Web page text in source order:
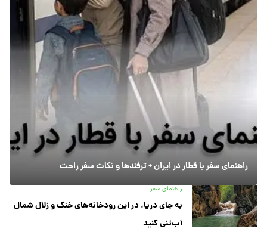
راهنمای سفر با قطار در ایران + ترفندها و نکات سفر راحت
راهنمای سفر
به جای دریا، در این رودخانه‌های خنک و زلال شمال
آب‌تنی کنید